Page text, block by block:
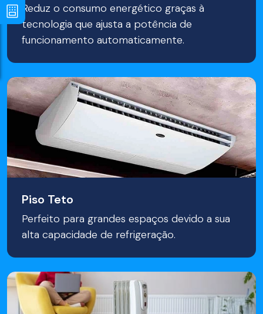
Reduz o consumo energético graças à
tecnologia que ajusta a potência de
funcionamento automaticamente.
Piso Teto
Perfeito para grandes espaços devido a sua
alta capacidade de refrigeração.